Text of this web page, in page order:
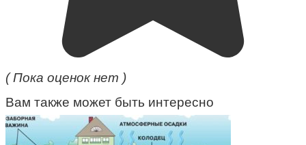
( Пока оценок нет )
Вам также может быть интересно